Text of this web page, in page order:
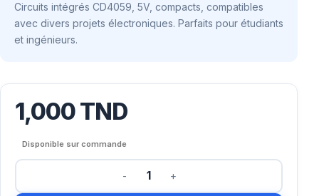
Circuits intégrés CD4059, 5V, compacts, compatibles
avec divers projets électroniques. Parfaits pour étudiants
et ingénieurs.
1,000TND
Disponible sur commande